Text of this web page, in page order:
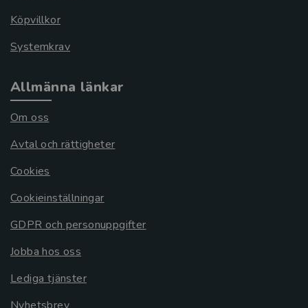
Köpvillkor
Systemkrav
Allmänna länkar
Om oss
Avtal och rättigheter
Cookies
Cookieinställningar
GDPR och personuppgifter
Jobba hos oss
Lediga tjänster